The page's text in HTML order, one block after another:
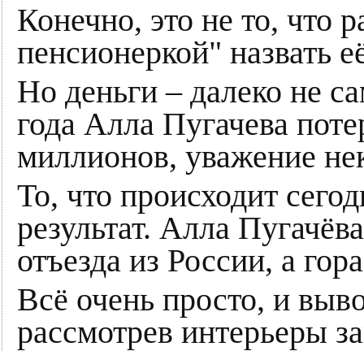
Конечно, это не то, что
пенсионеркой" назвать
Но деньги – далеко не
года Алла Пугачева
миллионов, уважение
То, что происходит
результат. Алла
отъезда из России, а
Всё очень просто, и
рассмотрев интерьеры